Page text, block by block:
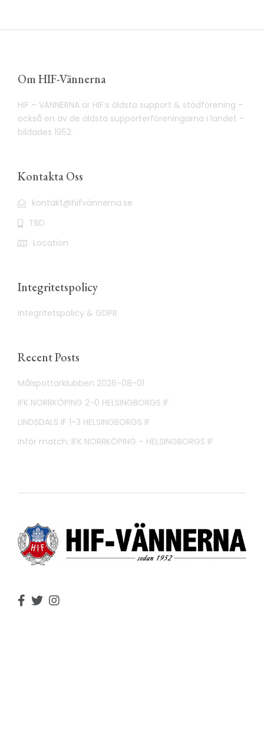
Om HIF-Vännerna
HIF – VÄNNERNA är HIF:s äldsta support & stödförening –
också en av de äldsta supporterföreningarna i landet –
bildades 1952.
Kontakta Oss
kontakt@hifvännerna.se
TBD
Location
Integritetspolicy
Integritetspolicy & GDPR
Recent Posts
Målspottarklubben 2026-08-01
IFK NORRKÖPING 2-0 HELSINGBORGS IF
LINDSDALS IF 1-3 HELSINGBORGS IF
Inför match: IFK NORRKÖPING – HELSINGBORGS IF